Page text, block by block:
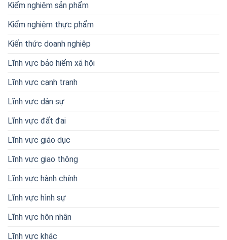
Kiểm nghiệm sản phẩm
Kiểm nghiệm thực phẩm
Kiến thức doanh nghiêp
Lĩnh vực bảo hiểm xã hội
Lĩnh vực cạnh tranh
Lĩnh vực dân sự
Lĩnh vực đất đai
Lĩnh vực giáo dục
Lĩnh vực giao thông
Lĩnh vực hành chính
Lĩnh vực hình sự
Lĩnh vực hôn nhân
Lĩnh vực khác